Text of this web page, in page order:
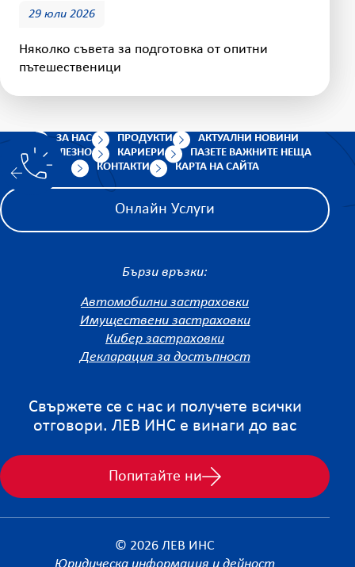
29 юли 2026
Няколко съвета за подготовка от опитни
пътешественици
ЗА НАС ПРОДУКТИ
АКТУАЛНИ НОВИНИ
ПОЛЕЗНО
КАРИЕРИ
ПАЗЕТЕ ВАЖНИТЕ НЕЩА
КОНТАКТИ
КАРТА НА САЙТА
Онлайн Услуги
Бързи връзки:
Автомобилни застраховки
Имуществени застраховки
Кибер застраховки
Декларация за достъпност
Свържете се с нас и получете всички
отговори. ЛЕВ ИНС е винаги до вас
Попитайте ни
© 2026 ЛЕВ ИНС